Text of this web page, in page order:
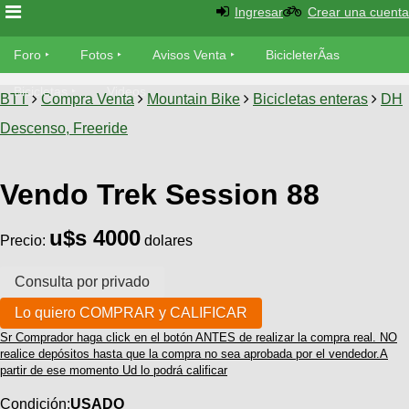
Foro
Foro
TÃ©cnica
Fotos
tu foto
Galeria
Bicicletas
Viajes
Descenso
SUBÃ
aviso
Buscar
Ultimos
as
Bicicletas
Bicicletas
Tandem
Videos
Cicloturismo
Ingresar Crear una cuenta
Foro Fotos Avisos Venta BicicleterÃ­as
Bicicletas Videos
BTT Compra Venta Mountain Bike Bicicletas enteras
DH
Descenso, Freeride
Vendo Trek Session 88
Precio: u$s 4000 dolares
Sr Comprador haga click en el botón ANTES de realizar la compra real. NO
realice depósitos hasta que la compra no sea aprobada por el vendedor.A
partir de ese momento Ud lo podrá calificar
Condición:USADO